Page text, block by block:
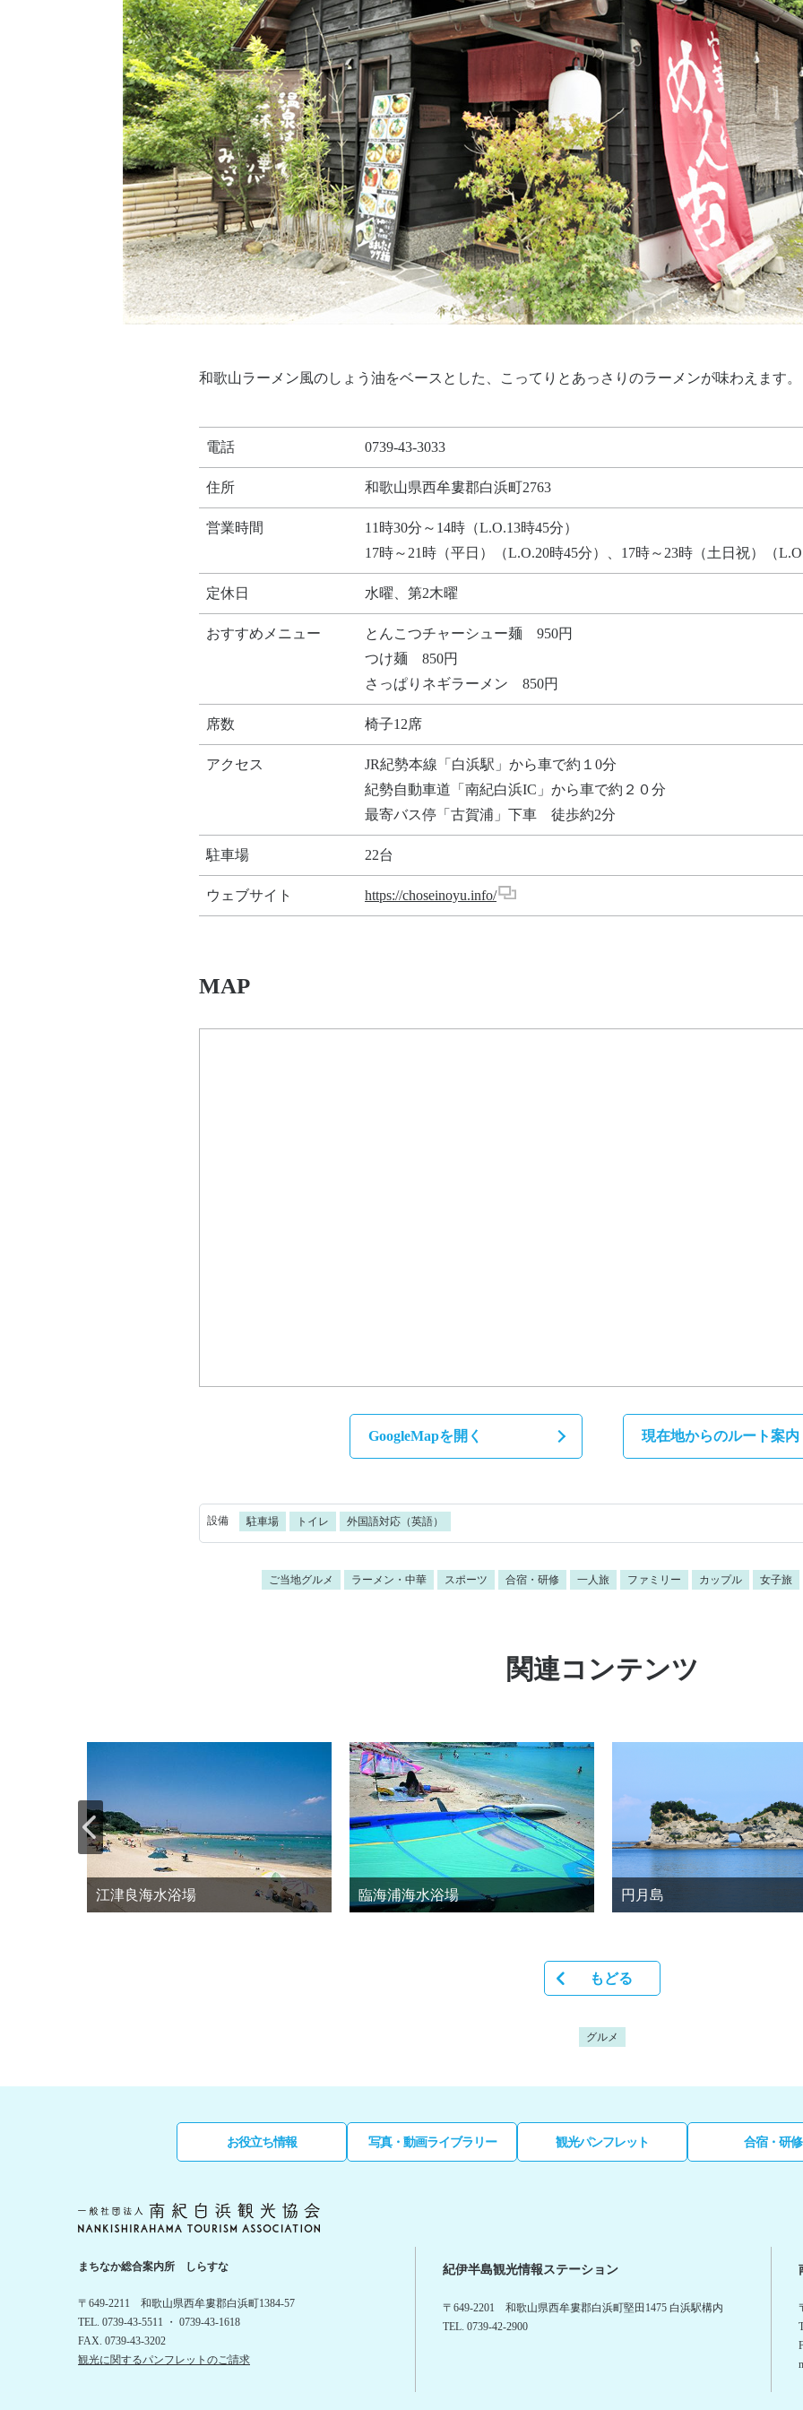
和歌山ラーメン風のしょう油をベースとした、こってりとあっさりのラーメンが味わえます。
電話 0739-43-3033
住所 和歌山県西牟婁郡白浜町2763
営業時間
11時30分～14時（L.O.13時45分）
17時～21時（平日）（L.O.20時45分）、17時～23時（土日祝）（
定休日 水曜、第2木曜
おすすめメニュー
とんこつチャーシュー麺 950円
つけ麺 850円
さっぱりネギラーメン 850円
席数 椅子12席
アクセス
JR紀勢本線「白浜駅」から車で約１0分
紀勢自動車道「南紀白浜IC」から車で約２０分
最寄バス停「古賀浦」下車 徒歩約2分
駐車場 22台
ウェブサイト https://choseinoyu.info/
MAP
GoogleMapを開く 現在地からのルート案内
設備 駐車場 トイレ 外国語対応（英語）
ご当地グルメ ラーメン・中華 スポーツ 合宿・研修 一人旅 ファミリー カップル 女子旅
関連コンテンツ
江津良海水浴場
臨海浦海水浴場 円月島
もどる
グルメ
お役立ち情報 写真・動画ライブラリー 観光パンフレット 合宿・研修
まちなか総合案内所 しらすな
〒649-2211 和歌山県西牟婁郡白浜町1384-57
TEL. 0739-43-5511 ・ 0739-43-1618
FAX. 0739-43-3202
観光に関するパンフレットのご請求
紀伊半島観光情報ステーション
〒649-2201 和歌山県西牟婁郡白浜町堅田1475 白浜駅構内
TEL. 0739-42-2900